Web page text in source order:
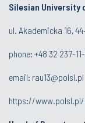
Silesian University
ul. Akademicka 16,
phone: +48 32 237-
email: rau13@polsl.pl
https://www.polsl.pl/